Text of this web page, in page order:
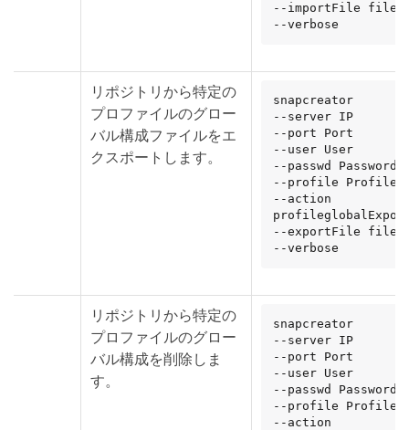
--importFile
--verbose
リポジトリから特定の
プロファイルのグロー
バル構成ファイルをエ
クスポートします。
snapcreator
--server IP
--port Port
--user User
--passwd Password
--profile Profile
--action
--exportFile
--verbose
リポジトリから特定の
プロファイルのグロー
バル構成を削除しま
す。
snapcreator
--server IP
--port Port
--user User
--passwd Password
--profile Profile
--action